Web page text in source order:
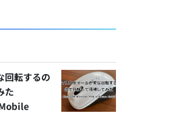
回転するの
た